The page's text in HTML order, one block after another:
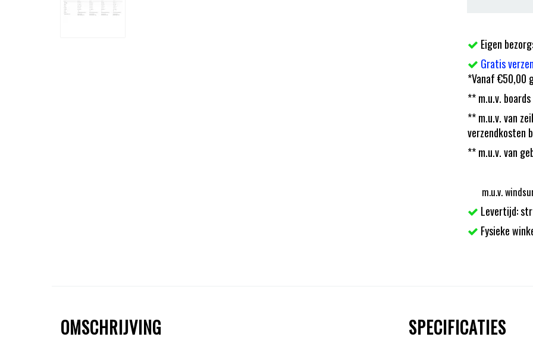
Eigen
Gratis
*Vanaf €50,00
** m.u.v. boards
** m.u.v. van
verzendkosten
** m.u.v. van
m.u.v.
Levertijd:
Fysieke
OMSCHRIJVING SPECIFICATIES